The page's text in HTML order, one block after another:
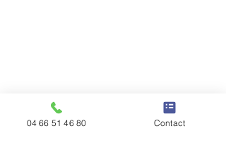
04 66 51 46 80 Contact